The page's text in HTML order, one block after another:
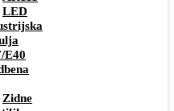
LED
E40
Zidne